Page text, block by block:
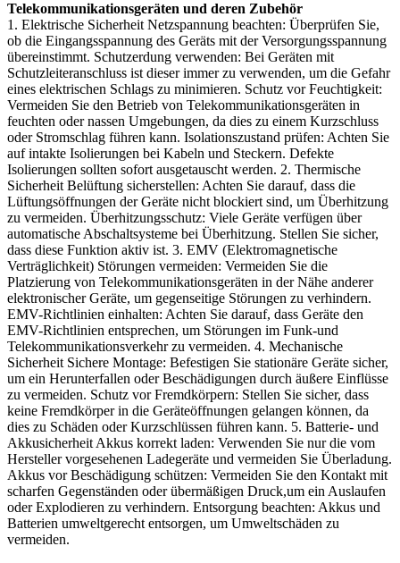
Telekommunikationsgeräten und deren Zubehör
1. Elektrische Sicherheit Netzspannung beachten: Überprüfen Sie,
ob die Eingangsspannung des Geräts mit der Versorgungsspannung
übereinstimmt. Schutzerdung verwenden: Bei Geräten mit
Schutzleiteranschluss ist dieser immer zu verwenden, um die Gefahr
eines elektrischen Schlags zu minimieren. Schutz vor Feuchtigkeit:
Vermeiden Sie den Betrieb von Telekommunikationsgeräten in
feuchten oder nassen Umgebungen, da dies zu einem Kurzschluss
oder Stromschlag führen kann. Isolationszustand prüfen: Achten Sie
auf intakte Isolierungen bei Kabeln und Steckern. Defekte
Isolierungen sollten sofort ausgetauscht werden. 2. Thermische
Sicherheit Belüftung sicherstellen: Achten Sie darauf, dass die
Lüftungsöffnungen der Geräte nicht blockiert sind, um Überhitzung
zu vermeiden. Überhitzungsschutz: Viele Geräte verfügen über
automatische Abschaltsysteme bei Überhitzung. Stellen Sie sicher,
dass diese Funktion aktiv ist. 3. EMV (Elektromagnetische
Verträglichkeit) Störungen vermeiden: Vermeiden Sie die
Platzierung von Telekommunikationsgeräten in der Nähe anderer
elektronischer Geräte, um gegenseitige Störungen zu verhindern.
EMV-Richtlinien einhalten: Achten Sie darauf, dass Geräte den
EMV-Richtlinien entsprechen, um Störungen im Funk-und
Telekommunikationsverkehr zu vermeiden. 4. Mechanische
Sicherheit Sichere Montage: Befestigen Sie stationäre Geräte sicher,
um ein Herunterfallen oder Beschädigungen durch äußere Einflüsse
zu vermeiden. Schutz vor Fremdkörpern: Stellen Sie sicher, dass
keine Fremdkörper in die Geräteöffnungen gelangen können, da
dies zu Schäden oder Kurzschlüssen führen kann. 5. Batterie- und
Akkusicherheit Akkus korrekt laden: Verwenden Sie nur die vom
Hersteller vorgesehenen Ladegeräte und vermeiden Sie Überladung.
Akkus vor Beschädigung schützen: Vermeiden Sie den Kontakt mit
scharfen Gegenständen oder übermäßigen Druck,um ein Auslaufen
oder Explodieren zu verhindern. Entsorgung beachten: Akkus und
Batterien umweltgerecht entsorgen, um Umweltschäden zu
vermeiden.